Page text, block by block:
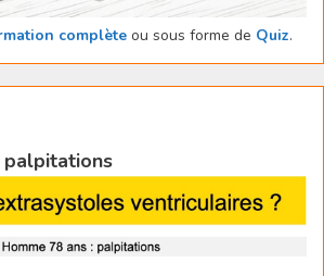
complèteou sous forme de Quiz.
palpitations